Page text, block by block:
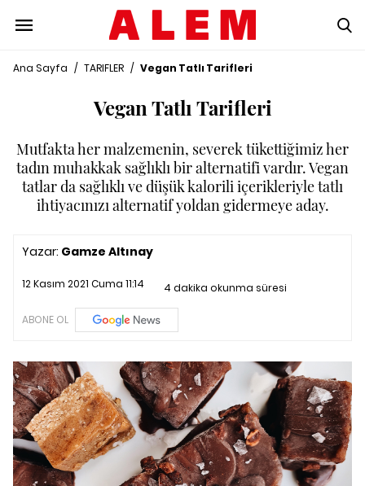
Ana Sayfa / TARIFLER / Vegan Tatlı Tarifleri
Vegan Tatlı Tarifleri
Mutfakta her malzemenin, severek tükettiğimiz her
tadın muhakkak sağlıklı bir alternatifi vardır. Vegan
tatlar da sağlıklı ve düşük kalorili içerikleriyle tatlı
ihtiyacınızı alternatif yoldan gidermeye aday.
Yazar: Gamze Altınay
12 Kasım 2021 Cuma 11:14 4 dakika okunma süresi
ABONE OL